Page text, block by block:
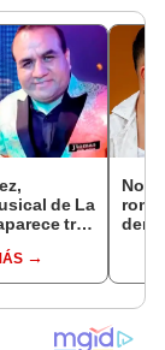
de La
tras
respetar